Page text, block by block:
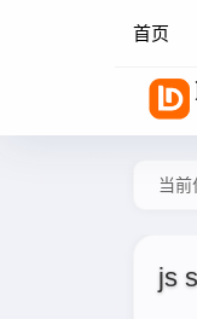
首页
当前
js